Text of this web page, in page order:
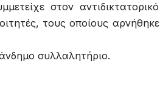
στον αντιδικτατορικό
τους οποίους αρνήθηκε
συλλαλητήριο.